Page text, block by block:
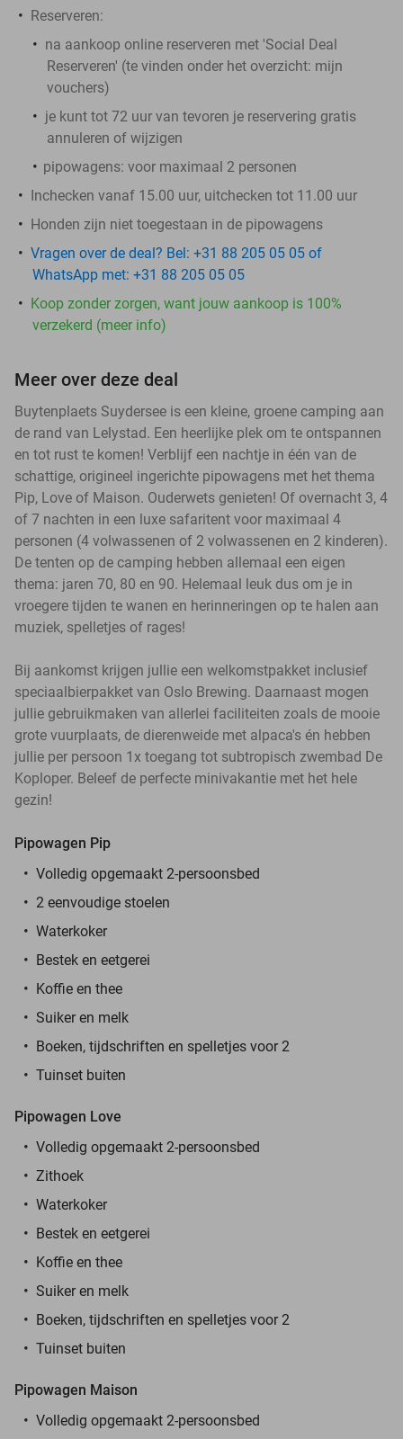
Reserveren:
na aankoop online reserveren met 'Social Deal
Reserveren' (te vinden onder het overzicht: mijn
vouchers)
je kunt tot 72 uur van tevoren je reservering gratis
annuleren of wijzigen
pipowagens: voor maximaal 2 personen
Inchecken vanaf 15.00 uur, uitchecken tot 11.00 uur
Honden zijn niet toegestaan in de pipowagens
Vragen over de deal? Bel: +31 88 205 05 05 of
WhatsApp met: +31 88 205 05 05
Koop zonder zorgen, want jouw aankoop is 100%
verzekerd (meer info)
Meer over deze deal
Buytenplaets Suydersee is een kleine, groene camping aan
de rand van Lelystad. Een heerlijke plek om te ontspannen
en tot rust te komen! Verblijf een nachtje in één van de
schattige, origineel ingerichte pipowagens met het thema
Pip, Love of Maison. Ouderwets genieten! Of overnacht 3, 4
of 7 nachten in een luxe safaritent voor maximaal 4
personen (4 volwassenen of 2 volwassenen en 2 kinderen).
De tenten op de camping hebben allemaal een eigen
thema: jaren 70, 80 en 90. Helemaal leuk dus om je in
vroegere tijden te wanen en herinneringen op te halen aan
muziek, spelletjes of rages!
Bij aankomst krijgen jullie een welkomstpakket inclusief
speciaalbierpakket van Oslo Brewing. Daarnaast mogen
jullie gebruikmaken van allerlei faciliteiten zoals de mooie
grote vuurplaats, de dierenweide met alpaca's én hebben
jullie per persoon 1x toegang tot subtropisch zwembad De
Koploper. Beleef de perfecte minivakantie met het hele
gezin!
Pipowagen Pip
Volledig opgemaakt 2-persoonsbed
2 eenvoudige stoelen
Waterkoker
Bestek en eetgerei
Koffie en thee
Suiker en melk
Boeken, tijdschriften en spelletjes voor 2
Tuinset buiten
Pipowagen Love
Volledig opgemaakt 2-persoonsbed
Zithoek
Waterkoker
Bestek en eetgerei
Koffie en thee
Suiker en melk
Boeken, tijdschriften en spelletjes voor 2
Tuinset buiten
Pipowagen Maison
Volledig opgemaakt 2-persoonsbed